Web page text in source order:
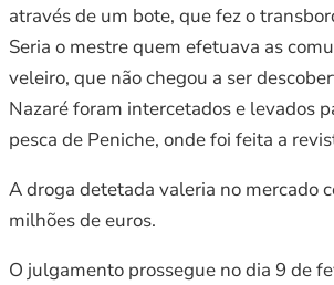
através de um bote, que fez o
Seria o mestre quem efetuava as
veleiro, que não chegou a ser
Nazaré foram intercetados e levados
pesca de Peniche, onde foi feita a
A droga detetada valeria no mercado
milhões de euros.
O julgamento prossegue no dia 9 de